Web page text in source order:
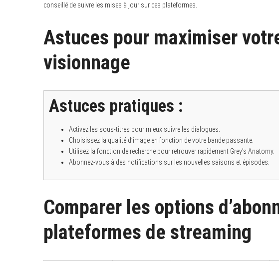
conseillé de suivre les mises à jour sur ces plateformes.
Astuces pour maximiser
visionnage
Astuces pratiques :
Activez les sous-titres pour mieux suivre les dialogues.
Choisissez la qualité d’image en fonction de votre bande passante.
Utilisez la fonction de recherche pour retrouver rapidement Grey’s Anatomy.
Abonnez-vous à des notifications sur les nouvelles saisons et épisodes.
Comparer les options
plateformes de streaming
e
r
c
f